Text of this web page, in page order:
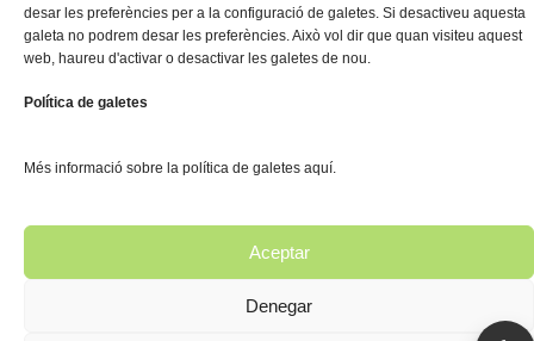
desar les preferències per a la configuració de galetes. Si desactiveu aquesta
galeta no podrem desar les preferències. Això vol dir que quan visiteu aquest
web, haureu d'activar o desactivar les galetes de nou.
Política de galetes
Més informació sobre la política de galetes aquí.
Aceptar
Denegar